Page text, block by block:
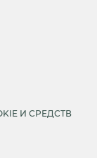
И СРЕДСТВ